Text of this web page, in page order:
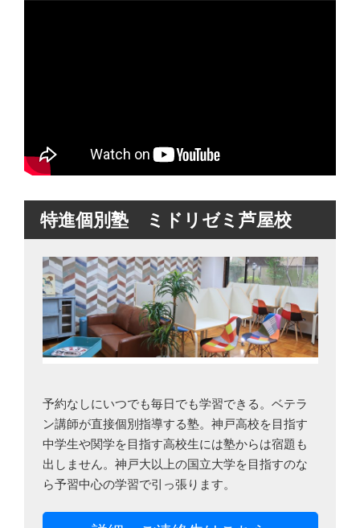
特進個別塾 ミドリゼミ芦屋校
予約なしにいつでも毎日でも学習できる。ベテラ
ン講師が直接個別指導する塾。神戸高校を目指す
中学生や関学を目指す高校生には塾からは宿題も
出しません。神戸大以上の国立大学を目指すのな
ら予習中心の学習で引っ張ります。